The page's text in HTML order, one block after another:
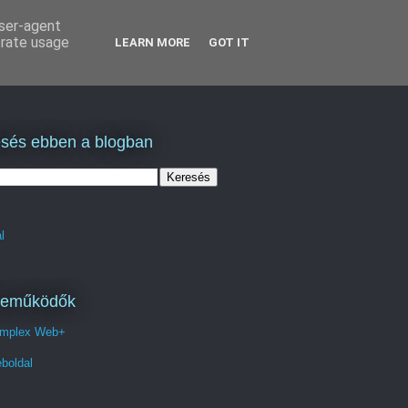
ebben a blogban
Web+
agent
usage
LEARN MORE GOT IT